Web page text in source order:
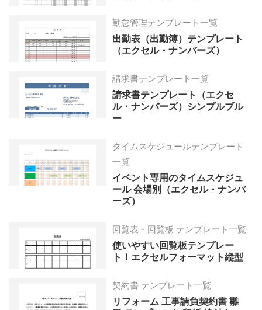
勤怠管理テンプレート一覧
出勤表（出勤簿）テンプレート
（エクセル・ナンバーズ）
請求書テンプレート一覧
請求書テンプレート（エクセ
ル・ナンバーズ）シンプルブル
ー
タイムスケジュールテンプレート
一覧
イベント専用のタイムスケジュ
ール 会場別（エクセル・ナンバ
ーズ）
回覧表・回覧板 テンプレート一覧
使いやすい回覧板テンプレー
ト！エクセルフォーマット縦型
契約書 テンプレート一覧
リフォーム 工事請負契約書 雛